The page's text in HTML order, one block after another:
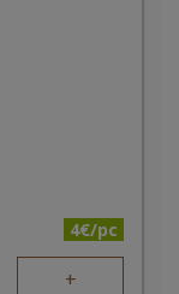
4€/pc
+